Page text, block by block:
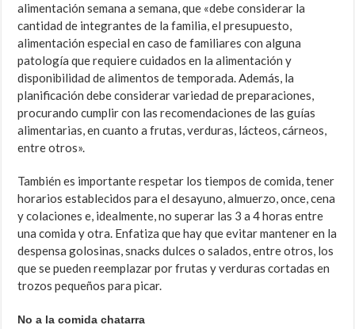
alimentación semana a semana, que «debe considerar la
cantidad de integrantes de la familia, el presupuesto,
alimentación especial en caso de familiares con alguna
patología que requiere cuidados en la alimentación y
disponibilidad de alimentos de temporada. Además, la
planificación debe considerar variedad de preparaciones,
procu­rando cumplir con las recomendaciones de las guías
alimentarias, en cuanto a frutas, verduras, lácteos, cárneos,
entre otros».
También es importante respetar los tiempos de comida, tener
horarios establecidos para el desayu­no, almuerzo, once, cena
y colaciones e, idealmen­te, no superar las 3 a 4 horas entre
una comida y otra. Enfatiza que hay que evitar mantener en la
despensa golosinas, snacks dulces o salados, entre otros, los
que se pueden reemplazar por frutas y verduras cortadas en
trozos pequeños para picar.
No a la comida chatarra